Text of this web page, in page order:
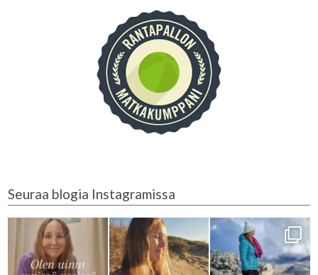
Seuraa blogia Instagramissa